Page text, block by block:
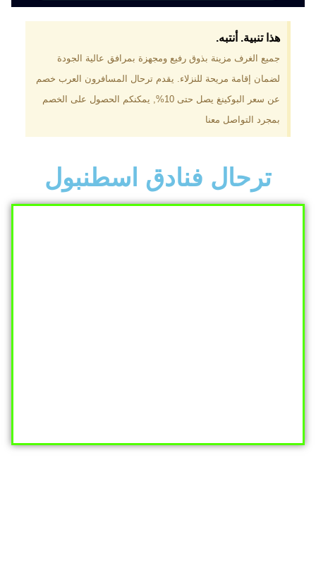
هذا تنبية. أنتبه.
جميع الغرف مزينة بذوق رفيع ومجهزة بمرافق عالية الجودة
لضمان إقامة مريحة للنزلاء. يقدم ترحال المسافرون العرب خصم
عن سعر البوكينغ يصل حتى 10%, يمكنكم الحصول على الخصم
بمجرد التواصل معنا
ترحال فنادق اسطنبول